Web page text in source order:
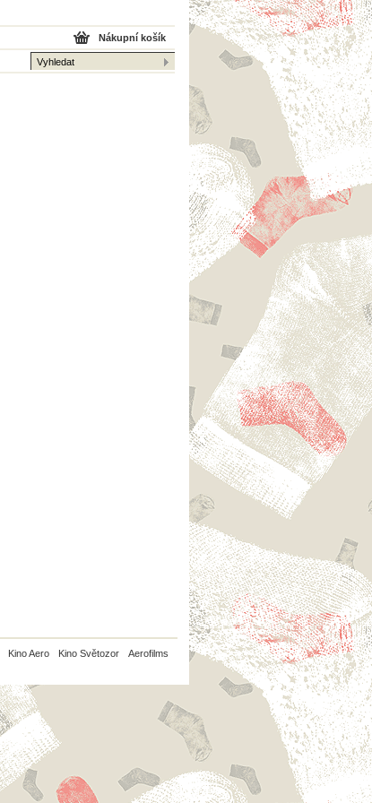
Nákupní košík
Kino Aero Kino Světozor Aerofilms